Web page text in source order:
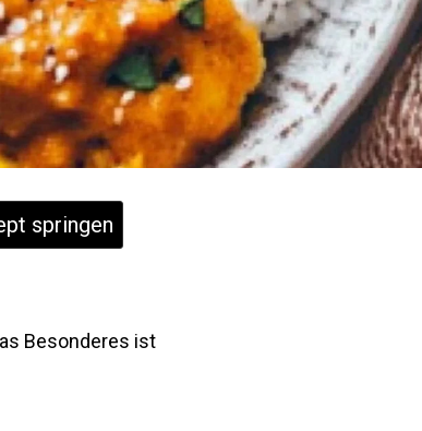
springen
Besonderes ist